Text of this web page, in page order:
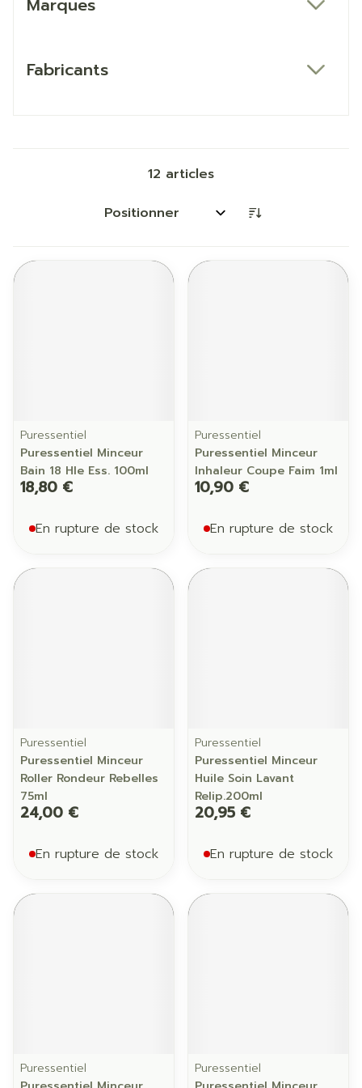
Marques
Fabricants
12 articles
Trier par:
Puressentiel
Puressentiel Minceur
Bain 18 Hle Ess. 100ml
18,80 €
En rupture de stock
Puressentiel
Puressentiel Minceur
Inhaleur Coupe Faim 1ml
10,90 €
En rupture de stock
Puressentiel
Puressentiel Minceur
Roller Rondeur Rebelles
75ml
24,00 €
En rupture de stock
Puressentiel
Puressentiel Minceur
Huile Soin Lavant
Relip.200ml
20,95 €
En rupture de stock
Puressentiel
Puressentiel